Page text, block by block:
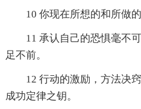
10 你现在所想的和所做
11 承认自己的恐惧毫不
足不前。
12 行动的激励，方法决
成功定律之钥。